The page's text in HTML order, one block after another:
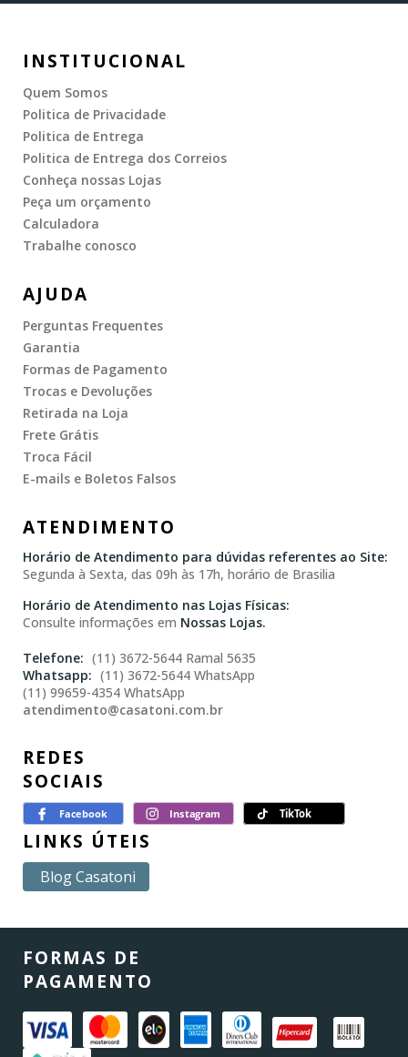
INSTITUCIONAL
Quem Somos
Politica de Privacidade
Politica de Entrega
Politica de Entrega dos Correios
Conheça nossas Lojas
Peça um orçamento
Calculadora
Trabalhe conosco
AJUDA
Perguntas Frequentes
Garantia
Formas de Pagamento
Trocas e Devoluções
Retirada na Loja
Frete Grátis
Troca Fácil
E-mails e Boletos Falsos
ATENDIMENTO
Horário de Atendimento para dúvidas referentes ao Site:
Segunda à Sexta, das 09h às 17h, horário de Brasilia
Horário de Atendimento nas Lojas Físicas:
Consulte informações em Nossas Lojas.
(11) 3672-5644 Ramal 5635
(11) 3672-5644 WhatsApp
(11) 99659-4354 WhatsApp
atendimento@casatoni.com.br
REDES
SOCIAIS
LINKS ÚTEIS
Blog Casatoni
FORMAS DE
PAGAMENTO